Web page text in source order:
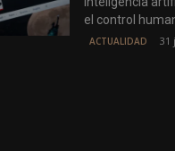
el control
ACTUALIDAD 31